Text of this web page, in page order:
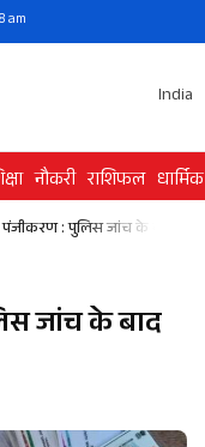
am
India
नौकरी राशिफल धार्मिक
पंजीकरण : पुलिस जांच के बाद ही
जांच के बाद